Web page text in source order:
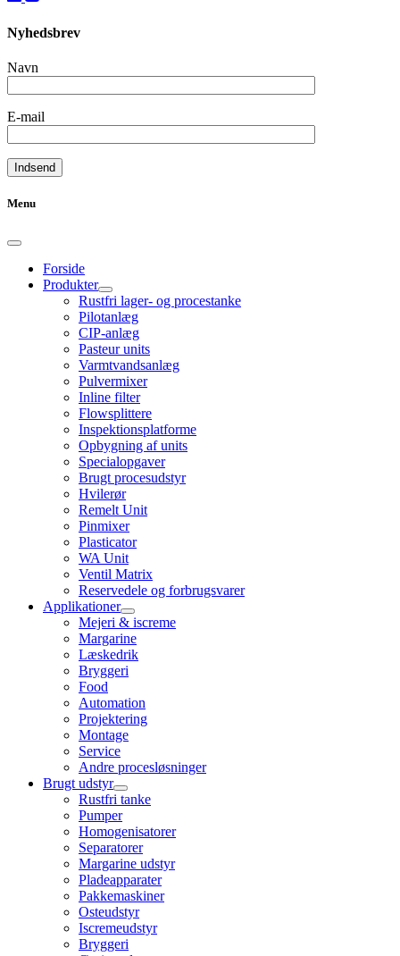
Nyhedsbrev
Navn
E-mail
Menu
Forside
Produkter
Rustfri lager- og procestanke
Pilotanlæg
CIP-anlæg
Pasteur units
Varmtvandsanlæg
Pulvermixer
Inline filter
Flowsplittere
Inspektionsplatforme
Opbygning af units
Specialopgaver
Brugt procesudstyr
Hvilerør
Remelt Unit
Pinmixer
Plasticator
WA Unit
Ventil Matrix
Reservedele og forbrugsvarer
Applikationer
Mejeri & iscreme
Margarine
Læskedrik
Bryggeri
Food
Automation
Projektering
Montage
Service
Andre procesløsninger
Brugt udstyr
Rustfri tanke
Pumper
Homogenisatorer
Separatorer
Margarine udstyr
Pladeapparater
Pakkemaskiner
Osteudstyr
Iscremeudstyr
Bryggeri